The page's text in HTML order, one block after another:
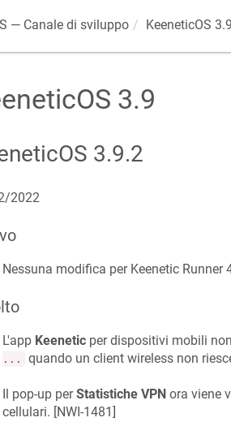
— Canale di sviluppo KeeneticOS 3.9
3.9
3.9.2
2022
Nessuna modifica per Keenetic Runner
L'app Keeneticper dispositivi mobili
...
quando un client wireless non
Il pop-up perStatistiche VPN ora viene
cellulari. [NWI-1481 ]